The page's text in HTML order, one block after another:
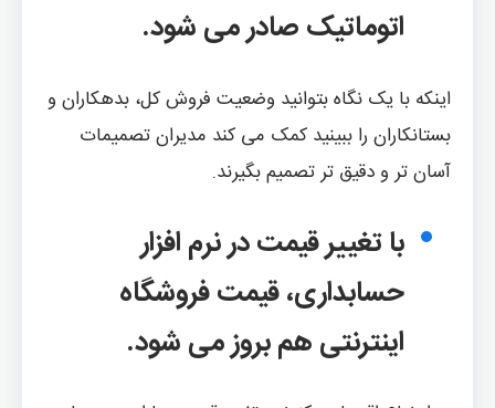
اتوماتیک صادر می شود.
اینکه با یک نگاه بتوانید وضعیت فروش کل، بدهکاران و
بستانکاران را ببینید کمک می کند مدیران تصمیمات
آسان تر و دقیق تر تصمیم بگیرند.
با تغییر قیمت در نرم افزار
حسابداری، قیمت فروشگاه
اینترنتی هم بروز می شود.